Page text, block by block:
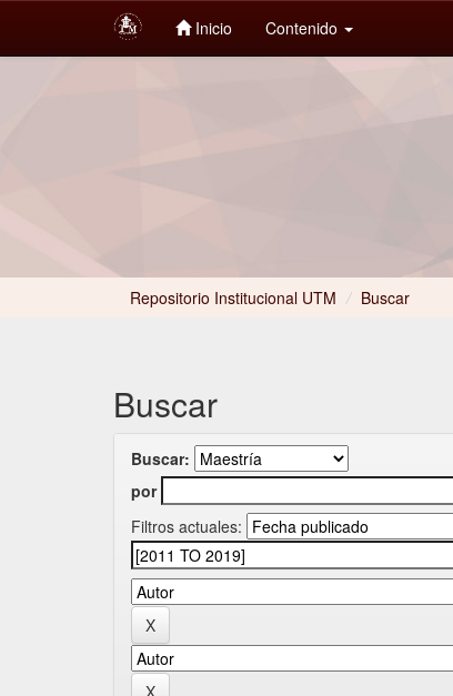
Inicio Contenido
Repositorio Institucional UTM / Buscar
Buscar
Buscar:
por
Filtros actuales: